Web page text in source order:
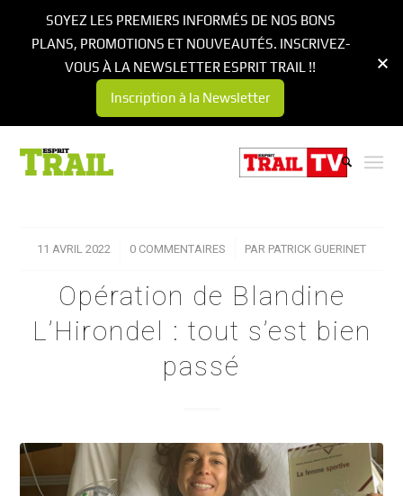
11 AVRIL 2022
/ 0 COMMENTAIRES
/ PAR PATRICK GUERINET
Opération de Blandine
L’Hirondel : tout s’est bien
passé
SOYEZ LES PREMIERS INFORMÉS DE NOS BONS
PLANS, PROMOTIONS ET NOUVEAUTÉS. INSCRIVEZ-
VOUS À LA NEWSLETTER ESPRIT TRAIL !!
Inscription à la Newsletter